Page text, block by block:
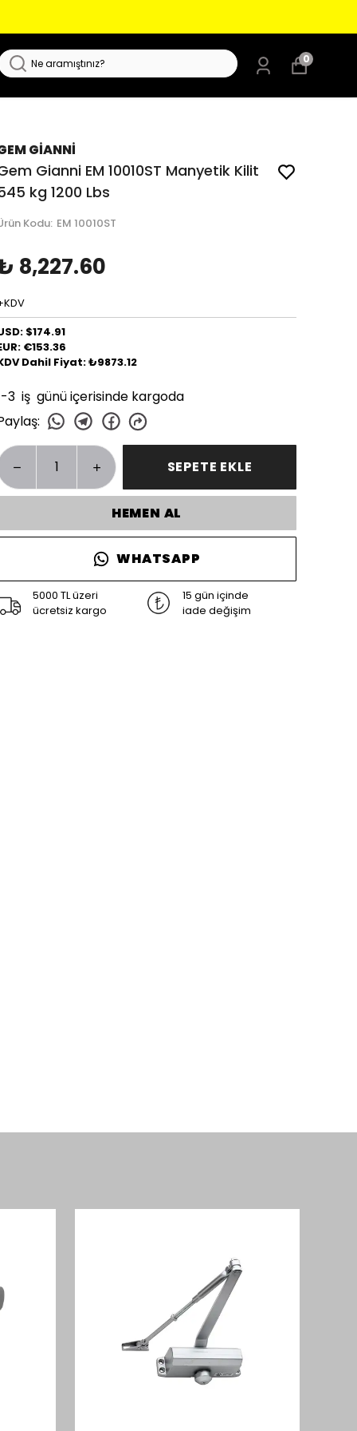
0
GİANNİ
Gianni EM 10010ST Manyetik Kilit
kg 1200 Lbs
Kodu: EM 10010ST
8,227.60
$174.91
€153.36
Dahil Fiyat: ₺9873.12
3 iş günü içerisinde kargoda
:
SEPETE EKLE
HEMEN AL
WHATSAPP
5000 TL üzeri
ücretsiz kargo
15 gün içinde
iade değişim